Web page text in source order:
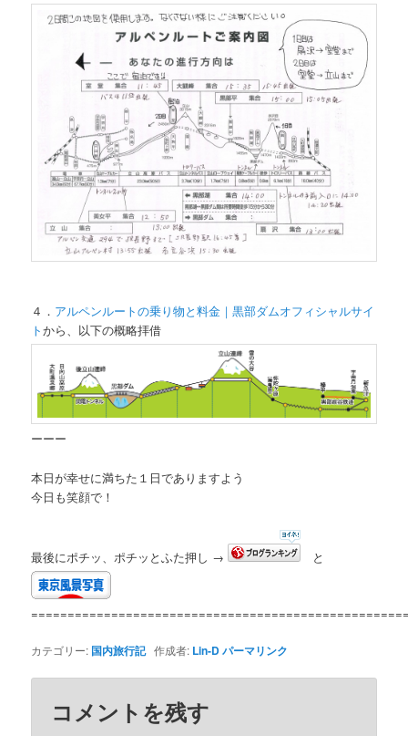
４． アルペンルートの乗り物と料金｜黒部ダムオフィシャルサイ
トから、以下の概略拝借
ーーー
本日が幸せに満ちた１日でありますよう
今日も笑顔で！
最後にポチッ、ポチッとふた押し → と
カテゴリー: 国内旅行記作成者: Lin-Dパーマリンク
コメントを残す